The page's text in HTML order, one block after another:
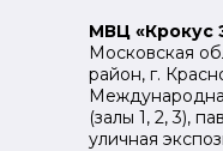
МВЦ «Крокус
Московская
район, г.
(залы 1, 2, 3),
уличная